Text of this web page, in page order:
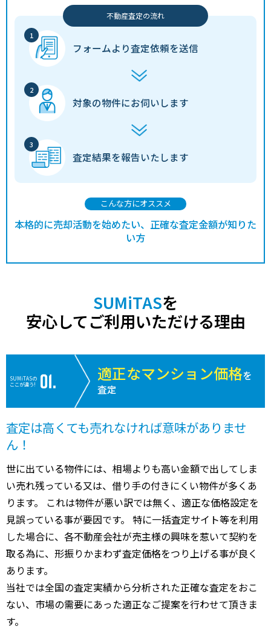
不動産査定の流れ
フォームより査定依頼を送信
対象の物件にお伺いします
査定結果を報告いたします
こんな方にオススメ
本格的に売却活動を始めたい、正確な査定金額が知りた
い方
SUMiTASを
安心してご利用いただける理由
SUMiTASの
ここが違う!
適正なマンション価格を
査定
査定は高くても売れなければ意味がありませ
ん！
世に出ている物件には、相場よりも高い金額で出してしま
い売れ残っている又は、借り手の付きにくい物件が多くあ
ります。 これは物件が悪い訳では無く、適正な価格設定を
見誤っている事が要因です。 特に一括査定サイト等を利用
した場合に、各不動産会社が売主様の興味を惹いて契約を
取る為に、形振りかまわず査定価格をつり上げる事が良く
あります。
当社では全国の査定実績から分析された正確な査定をおこ
ない、市場の需要にあった適正なご提案を行わせて頂きま
す。